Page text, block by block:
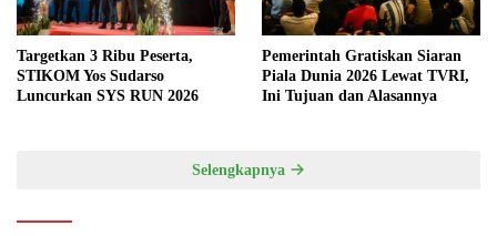
Targetkan 3 Ribu Peserta,
STIKOM Yos Sudarso
Luncurkan SYS RUN 2026
Pemerintah Gratiskan Siaran
Piala Dunia 2026 Lewat TVRI,
Ini Tujuan dan Alasannya
Selengkapnya